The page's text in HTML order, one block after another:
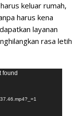
keluar rumah,
harus kena
layanan
rasa letih
found